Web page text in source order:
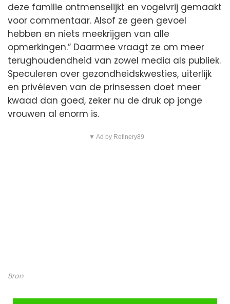
deze familie ontmenselijkt en vogelvrij gemaakt
voor commentaar. Alsof ze geen gevoel
hebben en niets meekrijgen van alle
opmerkingen.” Daarmee vraagt ze om meer
terughoudendheid van zowel media als publiek.
Speculeren over gezondheidskwesties, uiterlijk
en privéleven van de prinsessen doet meer
kwaad dan goed, zeker nu de druk op jonge
vrouwen al enorm is.
▼ Ad by Refinery89
Bron